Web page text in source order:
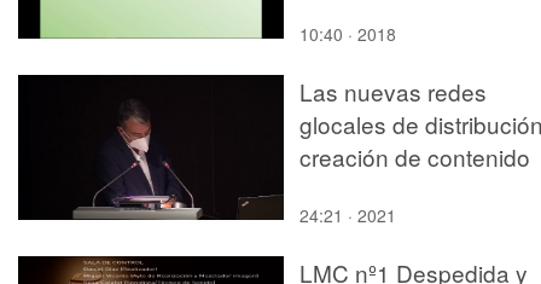
10:40 · 2018
Las nuevas redes
glocales de
creación de contenido
24:21 · 2021
LMC nº1 Despedida y